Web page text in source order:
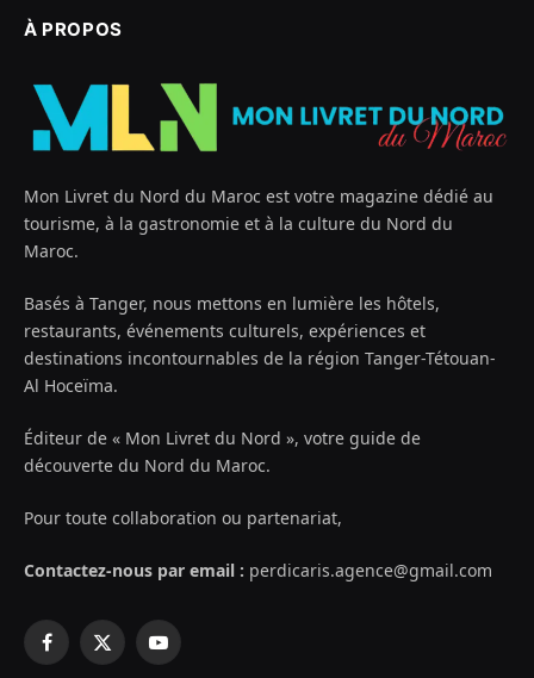
À PROPOS
Mon Livret du Nord du Maroc est votre magazine dédié au
tourisme, à la gastronomie et à la culture du Nord du
Maroc.
Basés à Tanger, nous mettons en lumière les hôtels,
restaurants, événements culturels, expériences et
destinations incontournables de la région Tanger-Tétouan-
Al Hoceïma.
Éditeur de « Mon Livret du Nord », votre guide de
découverte du Nord du Maroc.
Pour toute collaboration ou partenariat,
Contactez-nous par email : perdicaris.agence@gmail.com
Facebook
X
YouTube